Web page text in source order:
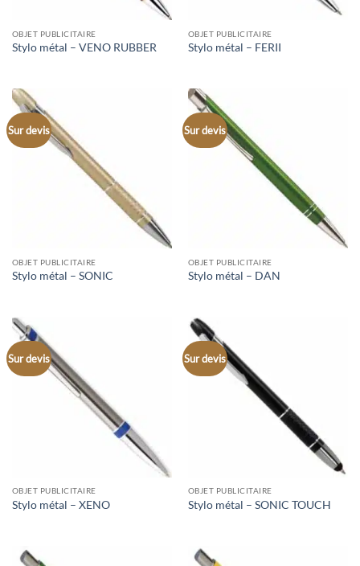
OBJET PUBLICITAIRE
Stylo métal – VENO RUBBER
OBJET PUBLICITAIRE
Stylo métal – FERII
Sur devis
OBJET PUBLICITAIRE
Stylo métal – SONIC
Sur devis
OBJET PUBLICITAIRE
Stylo métal – DAN
Sur devis
OBJET PUBLICITAIRE
Stylo métal – XENO
Sur devis
OBJET PUBLICITAIRE
Stylo métal – SONIC TOUCH